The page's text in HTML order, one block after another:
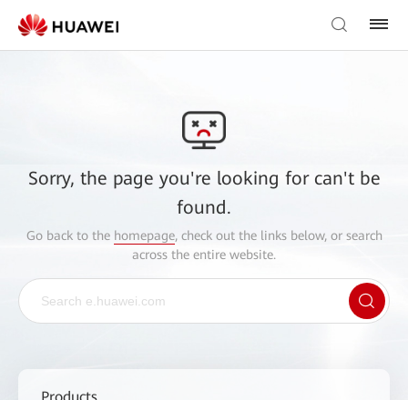
Sorry, the page you're looking for can't be
found.
Go back to the homepage, check out the links below, or search
across the entire website.